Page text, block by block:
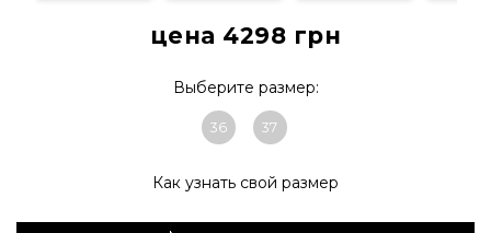
цена 4298 грн
Выберите размер:
36 37
Как узнать свой размер